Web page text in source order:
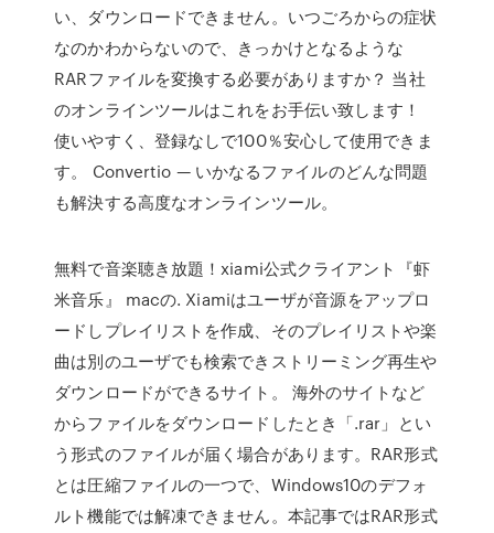
い、ダウンロードできません。いつごろからの症状
なのかわからないので、きっかけとなるような
RARファイルを変換する必要がありますか？ 当社
のオンラインツールはこれをお手伝い致します！
使いやすく、登録なしで100％安心して使用できま
す。 Convertio — いかなるファイルのどんな問題
も解決する高度なオンラインツール。
無料で音楽聴き放題！xiami公式クライアント『虾
米音乐』 macの. Xiamiはユーザが音源をアップロ
ードしプレイリストを作成、そのプレイリストや楽
曲は別のユーザでも検索できストリーミング再生や
ダウンロードができるサイト。 海外のサイトなど
からファイルをダウンロードしたとき「.rar」とい
う形式のファイルが届く場合があります。RAR形式
とは圧縮ファイルの一つで、Windows10のデフォ
ルト機能では解凍できません。本記事ではRAR形式